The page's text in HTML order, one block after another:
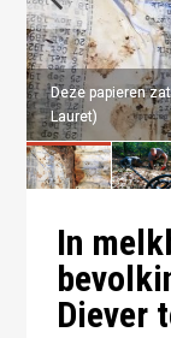
Deze papieren
Lauret)
Deze papieren
Lauret)
In
Diever